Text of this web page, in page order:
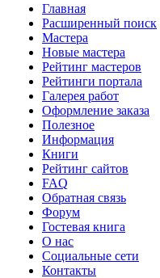
Главная
Расширенный поиск
Мастера
Новые мастера
Рейтинг мастеров
Рейтинги портала
Галерея работ
Оформление заказа
Полезное
Информация
Книги
Рейтинг сайтов
FAQ
Обратная связь
Форум
Гостевая книга
О нас
Социальные сети
Контакты